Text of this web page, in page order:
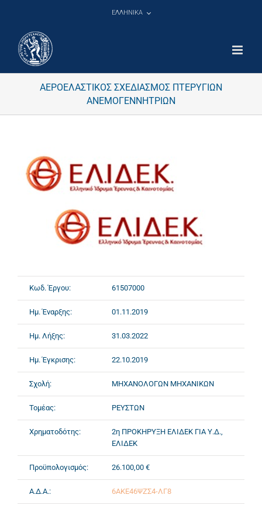
ΕΛΛΗΝΙΚΑ
ΑΕΡΟΕΛΑΣΤΙΚΟΣ ΣΧΕΔΙΑΣΜΟΣ ΠΤΕΡΥΓΙΩΝ
ΑΝΕΜΟΓΕΝΝΗΤΡΙΩΝ
Κωδ. Έργου: 61507000
Ημ. Έναρξης: 01.11.2019
Ημ. Λήξης: 31.03.2022
Ημ. Έγκρισης: 22.10.2019
Σχολή: ΜΗΧΑΝΟΛΟΓΩΝ ΜΗΧΑΝΙΚΩΝ
Τομέας: ΡΕΥΣΤΩΝ
Χρηματοδότης:
2η ΠΡΟΚΗΡΥΞΗ ΕΛΙΔΕΚ ΓΙΑ Υ.Δ.,
ΕΛΙΔΕΚ
Προϋπολογισμός: 26.100,00 €
Α.Δ.Α.: 6ΑΚΕ46ΨΖΣ4-ΛΓ8